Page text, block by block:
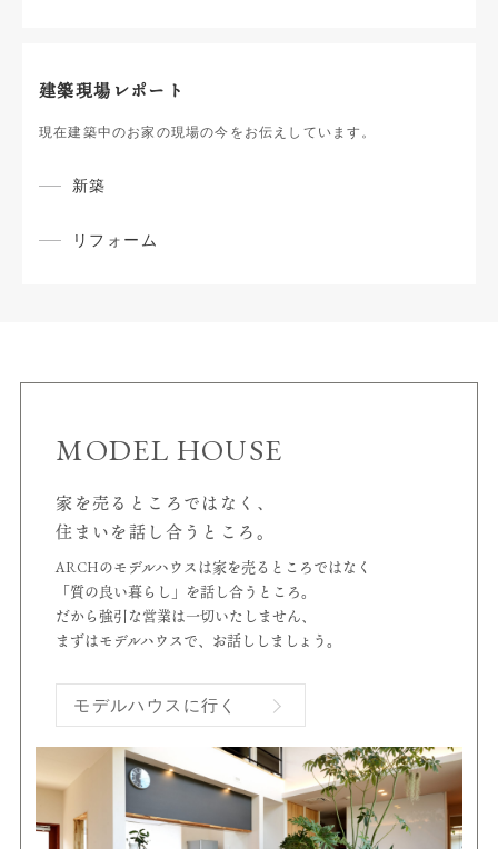
建築現場レポート
現在建築中のお家の現場の今をお伝えしています。
新築
リフォーム
MODEL HOUSE
家を売るところではなく、
住まいを話し合うところ。
ARCHのモデルハウスは家を売るところではなく
「質の良い暮らし」を話し合うところ。
だから強引な営業は一切いたしません、
まずはモデルハウスで、お話ししましょう。
モデルハウスに行く